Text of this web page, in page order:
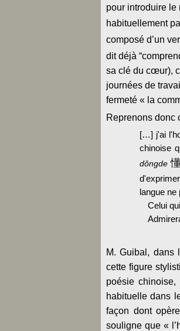
pour introduire le
habituellement
composé d’un
dit déjà
sa clé du cœur),
journées de
fermeté « la
Reprenons donc
[…] j'ai
chinoise
dǒngde
langue ne
Celui
M. Guibal, dans
cette figure
poésie
habituelle dans
façon dont
souligne que «